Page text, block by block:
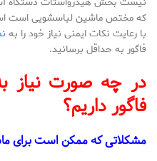
که مختص ماشین لباسشویی است
با رعایت نکات ایمنی نیاز خود را به
فاگور به حداقل برسانید.
در چه صورت نیاز
فاگور داریم؟
مشکلاتی که ممکن است برای